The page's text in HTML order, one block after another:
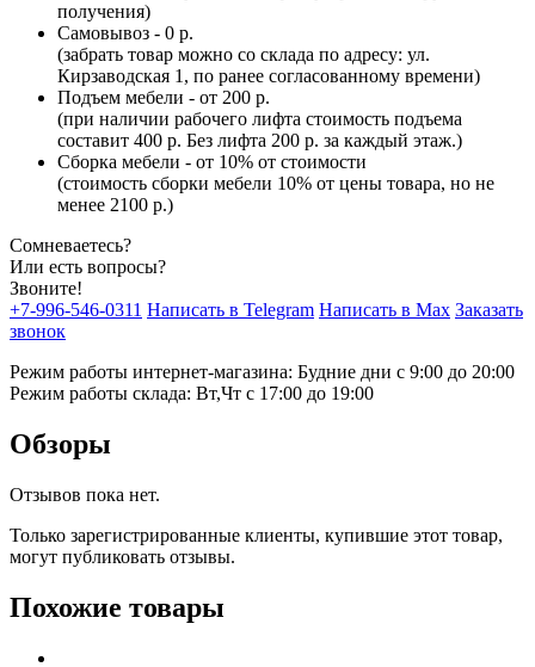
получения)
Самовывоз - 0 р.
(забрать товар можно со склада по адресу: ул.
Кирзаводская 1, по ранее согласованному времени)
Подъем мебели - от 200 р.
(при наличии рабочего лифта стоимость подъема
составит 400 р. Без лифта 200 р. за каждый этаж.)
Сборка мебели - от 10% от стоимости
(стоимость сборки мебели 10% от цены товара, но не
менее 2100 р.)
Сомневаетесь?
Или есть вопросы?
Звоните!
+7-996-546-0311 Написать в Telegram Написать в Max Заказать
звонок
Режим работы интернет-магазина: Будние дни с 9:00 до 20:00
Режим работы склада: Вт,Чт с 17:00 до 19:00
Обзоры
Отзывов пока нет.
Только зарегистрированные клиенты, купившие этот товар,
могут публиковать отзывы.
Похожие товары